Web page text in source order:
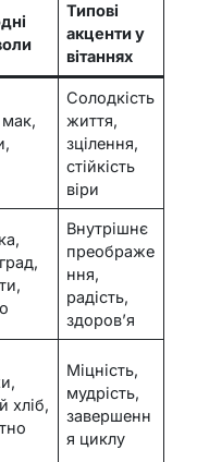
Типові
акценти у
вітаннях
Солодкість
життя,
зцілення,
стійкість
віри
Внутрішнє
преображе
ння,
радість,
здоров’я
хліб,
Міцність,
мудрість,
завершенн
я циклу